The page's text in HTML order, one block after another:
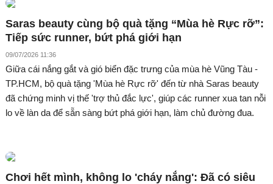
Saras beauty cùng bộ quà tặng “Mùa hè Rực rỡ”:
Tiếp sức runner, bứt phá giới hạn
09/07/2026 11:36
Giữa cái nắng gắt và gió biển đặc trưng của mùa hè Vũng Tàu -
TP.HCM, bộ quà tặng 'Mùa hè Rực rỡ' đến từ nhà Saras beauty
đã chứng minh vị thế 'trợ thủ đắc lực', giúp các runner xua tan nỗi
lo về làn da để sẵn sàng bứt phá giới hạn, làm chủ đường đua.
Chơi hết mình, không lo 'cháy nắng': Đã có siêu